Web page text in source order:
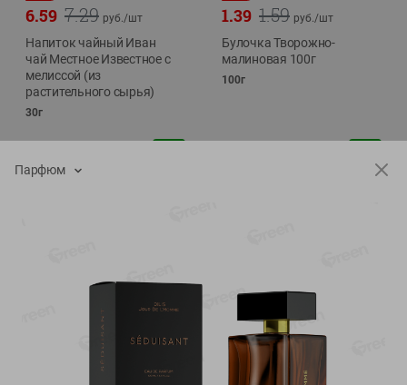
7.29
6.59 руб./шт
Напиток чайный Иван
чай Местное Известное с
мелиссой (из
растительного сырья)
30г
1.59
1.39 руб./шт
Булочка Творожно-
малиновая 100г
100г
Каталог товаров
Специально для вас
Парфюм